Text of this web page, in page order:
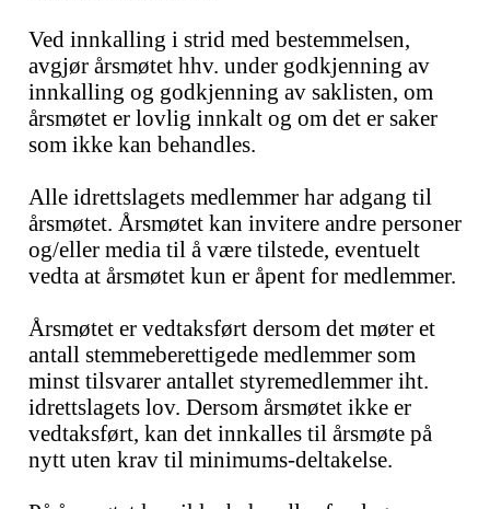
Ved innkalling i strid med bestemmelsen,
avgjør årsmøtet hhv. under godkjenning av
innkalling og godkjenning av saklisten, om
årsmøtet er lovlig innkalt og om det er saker
som ikke kan behandles.
Alle idrettslagets medlemmer har adgang til
årsmøtet. Årsmøtet kan invitere andre personer
og/eller media til å være tilstede, eventuelt
vedta at årsmøtet kun er åpent for medlemmer.
Årsmøtet er vedtaksført dersom det møter et
antall stemmeberettigede medlemmer som
minst tilsvarer antallet styremedlemmer iht.
idrettslagets lov. Dersom årsmøtet ikke er
vedtaksført, kan det innkalles til årsmøte på
nytt uten krav til minimums-deltakelse.